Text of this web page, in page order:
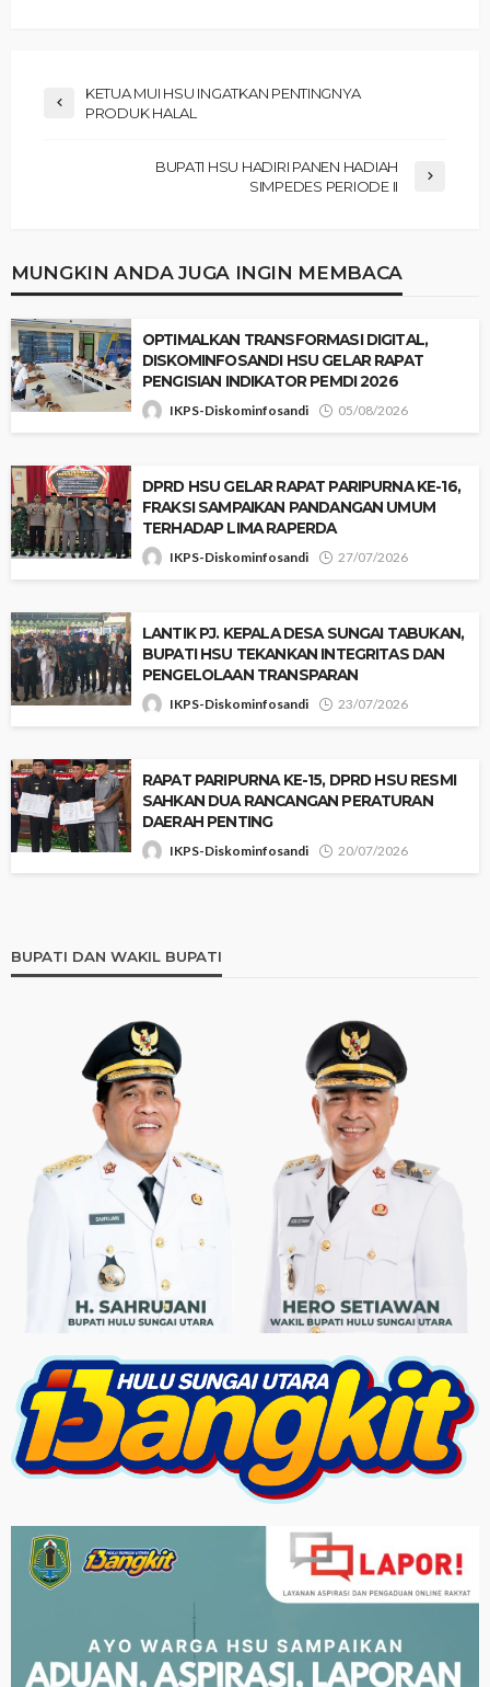
KETUA MUI HSU INGATKAN PENTINGNYA
PRODUK HALAL
BUPATI HSU HADIRI PANEN HADIAH
SIMPEDES PERIODE II
MUNGKIN ANDA JUGA INGIN MEMBACA
‎OPTIMALKAN TRANSFORMASI DIGITAL,
DISKOMINFOSANDI HSU GELAR RAPAT
PENGISIAN INDIKATOR PEMDI 2026 ‎
IKPS-Diskominfosandi 05/08/2026
‎DPRD HSU GELAR RAPAT PARIPURNA KE-16,
FRAKSI SAMPAIKAN PANDANGAN UMUM
TERHADAP LIMA RAPERDA
IKPS-Diskominfosandi 27/07/2026
‎LANTIK PJ. KEPALA DESA SUNGAI TABUKAN,
BUPATI HSU TEKANKAN INTEGRITAS DAN
PENGELOLAAN TRANSPARAN
IKPS-Diskominfosandi 23/07/2026
RAPAT PARIPURNA KE-15, DPRD HSU RESMI
SAHKAN DUA RANCANGAN PERATURAN
DAERAH PENTING
IKPS-Diskominfosandi 20/07/2026
BUPATI DAN WAKIL BUPATI